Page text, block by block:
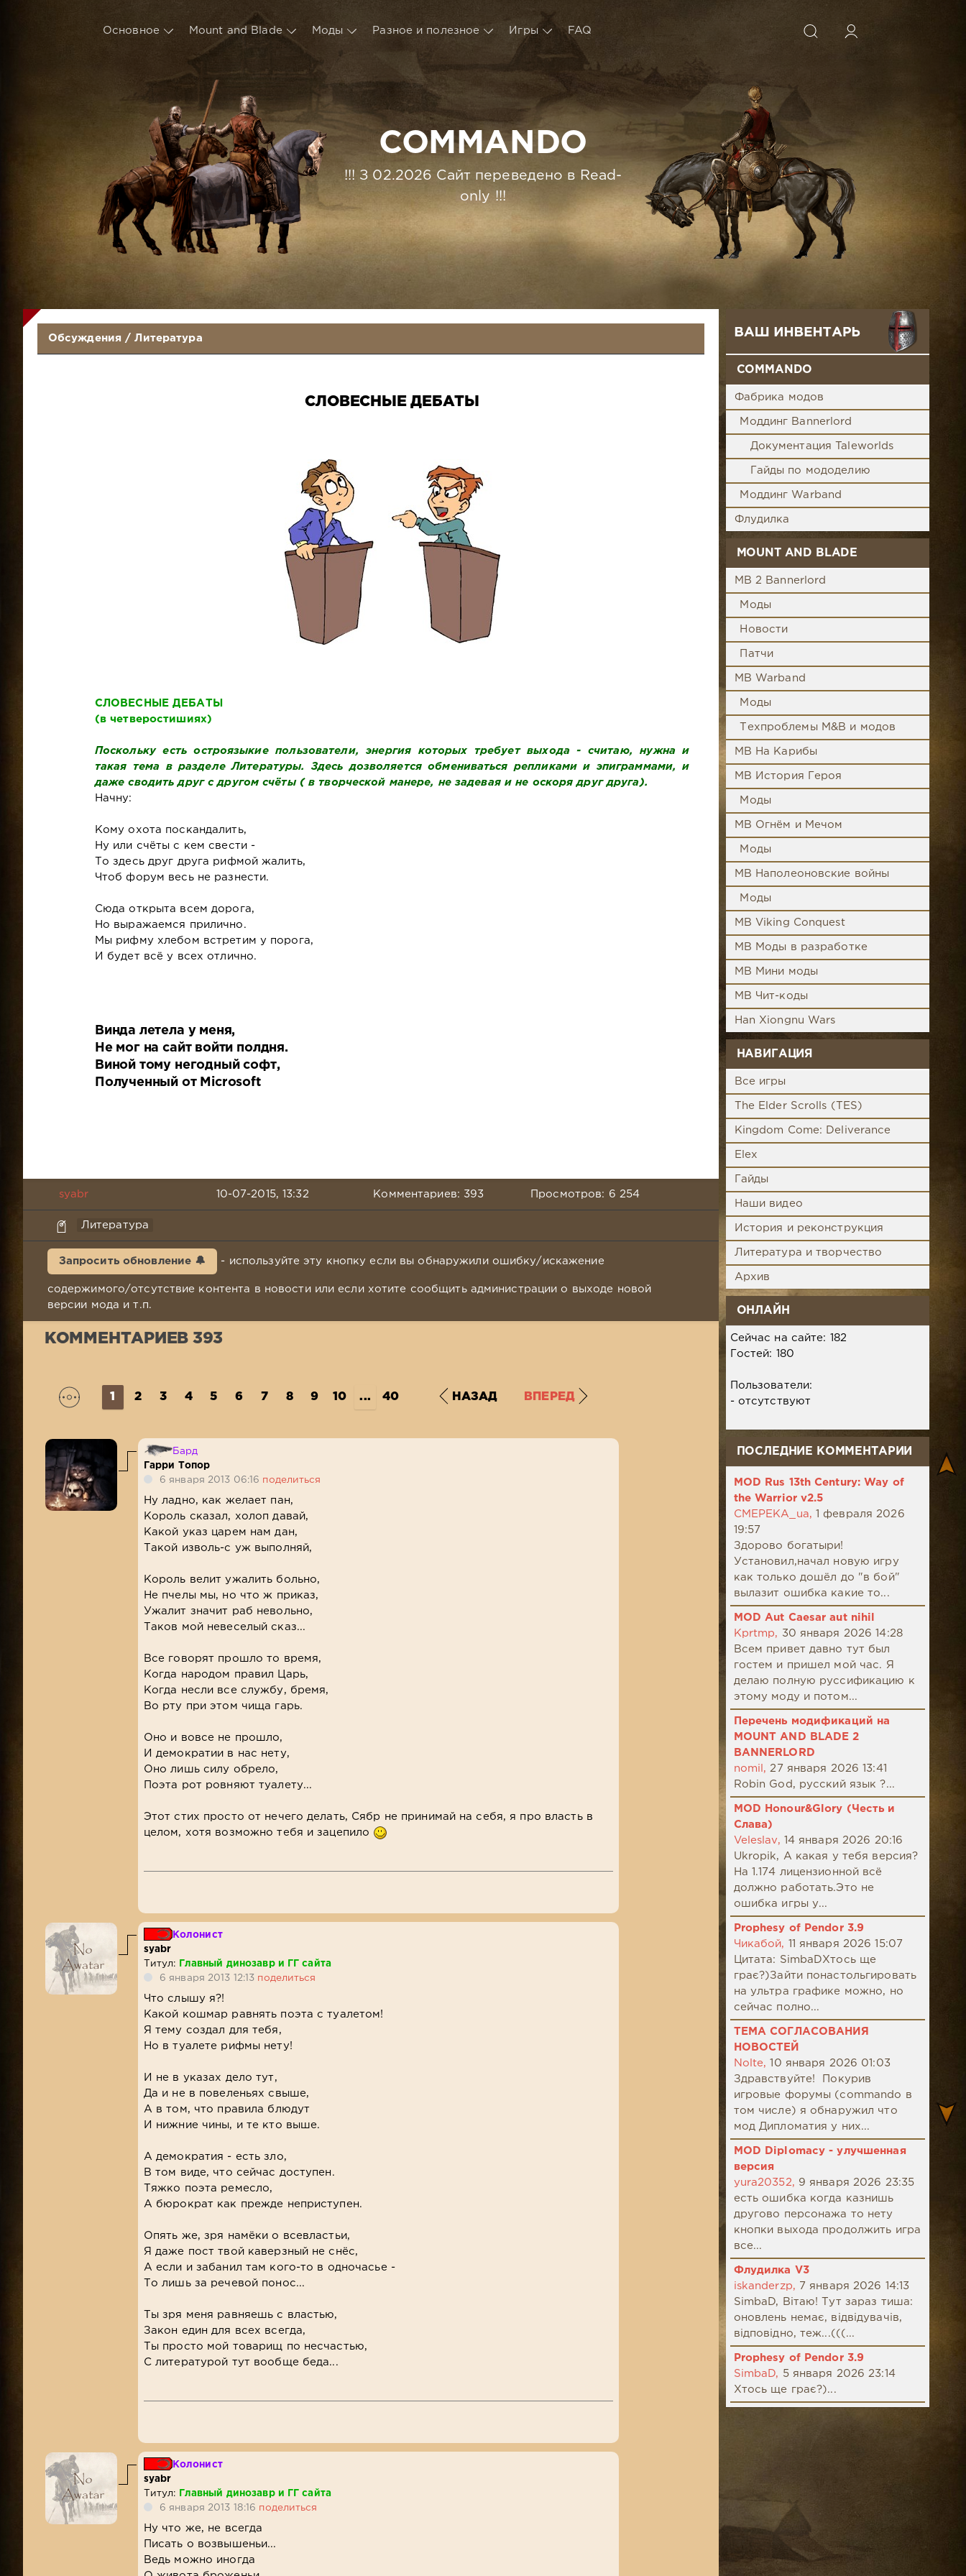
Основное Mount and Blade Моды Разное и полезное Игры FAQ
COMMANDO
!!! З 02.2026 Сайт переведено в Read-
only !!!
Обсуждения /Литература
СЛОВЕСНЫЕ ДЕБАТЫ
СЛОВЕСНЫЕ ДЕБАТЫ
(в четверостишиях)
Поскольку есть остроязыкие пользователи, энергия которых требует выхода - считаю, нужна и
такая тема в разделе Литературы. Здесь дозволяется обмениваться репликами и эпиграммами, и
даже сводить друг с другом счёты ( в творческой манере, не задевая и не оскоря друг друга).
Начну:
Кому охота поскандалить,
Ну или счёты с кем свести -
То здесь друг друга рифмой жалить,
Чтоб форум весь не разнести.
Сюда открыта всем дорога,
Но выражаемся прилично.
Мы рифму хлебом встретим у порога,
И будет всё у всех отлично.
Винда летела у меня,
Не мог на сайт войти полдня.
Виной тому негодный софт,
Полученный от Microsoft
syabr 10-07-2015, 13:32 Комментариев: 393 Просмотров: 6 254
Литература
Запросить обновление 🔔 - используйте эту кнопку если вы обнаружили ошибку/искажение
содержимого/отсутствие контента в новости или если хотите сообщить администрации о выходе новой
версии мода и т.п.
КОММЕНТАРИЕВ 393
1 2 3 4 5 6 7 8 9 10 ... 40 НАЗАД ВПЕРЕД
Бард
Гарри Топор
6 января 2013 06:16 поделиться
Ну ладно, как желает пан,
Король сказал, холоп давай,
Какой указ царем нам дан,
Такой изволь-с уж выполняй,
Король велит ужалить больно,
Не пчелы мы, но что ж приказ,
Ужалит значит раб невольно,
Таков мой невеселый сказ...
Все говорят прошло то время,
Когда народом правил Царь,
Когда несли все службу, бремя,
Во рту при этом чища гарь.
Оно и вовсе не прошло,
И демократии в нас нету,
Оно лишь силу обрело,
Поэта рот ровняют туалету...
Этот стих просто от нечего делать, Сябр не принимай на себя, я про власть в
целом, хотя возможно тебя и зацепило
Колонист
syabr
Титул:
Главный динозавр и ГГ сайта
6 января 2013 12:13 поделиться
Что слышу я?!
Какой кошмар равнять поэта с туалетом!
Я тему создал для тебя,
Но в туалете рифмы нету!
И не в указах дело тут,
Да и не в повеленьях свыше,
А в том, что правила блюдут
И нижние чины, и те кто выше.
А демократия - есть зло,
В том виде, что сейчас доступен.
Тяжко поэта ремесло,
А бюрократ как прежде неприступен.
Опять же, зря намёки о всевластьи,
Я даже пост твой каверзный не снёс,
А если и забанил там кого-то в одночасье -
То лишь за речевой понос...
Ты зря меня равняешь с властью,
Закон един для всех всегда,
Ты просто мой товарищ по несчастью,
С литературой тут вообще беда...
Колонист
syabr
Титул:
Главный динозавр и ГГ сайта
6 января 2013 18:16 поделиться
Ну что же, не всегда
Писать о возвышеньи...
Ведь можно иногда
COMMANDO
Фабрика модов
Моддинг Bannerlord
Документация Taleworlds
Гайды по мододелию
Моддинг Warband
Флудилка
MOUNT AND BLADE
MB 2 Bannerlord
Моды
Новости
Патчи
MB Warband
Моды
Техпроблемы M&B и модов
MB На Карибы
MB История Героя
Моды
MB Огнём и Мечом
Моды
MB Наполеоновские войны
Моды
MB Viking Conquest
MB Моды в разработке
MB Мини моды
MB Чит-коды
Han Xiongnu Wars
НАВИГАЦИЯ
Все игры
The Elder Scrolls (TES)
Kingdom Come: Deliverance
Elex
Гайды
Наши видео
История и реконструкция
Литература и творчество
Архив
ОНЛАЙН
Сейчас на сайте: 182
Гостей: 180
Пользователи:
- отсутствуют
ПОСЛЕДНИЕ КОММЕНТАРИИ
MOD Rus 13th Century: Way of
the Warrior v2.5
CMEPEKA_ua,
1 февраля 2026
19:57
Здорово богатыри!
Установил,начал новую игру
как только дошёл до "в бой"
вылазит ошибка какие то...
MOD Aut Caesar aut nihil
Kprtmp,
30 января 2026 14:28
Всем привет давно тут был
гостем и пришел мой час. Я
делаю полную руссификацию к
этому моду и потом...
Перечень модификаций на
MOUNT AND BLADE 2
BANNERLORD
nomil, 27 января 2026 13:41
Robin God, русский язык ?...
MOD Honour&Glory (Честь и
Слава)
Veleslav,
14 января 2026 20:16
Ukropik, А какая у тебя версия?
На 1.174 лицензионной всё
должно работать.Это не
ошибка игры у...
Prophesy of Pendor 3.9
Чикабой,
11 января 2026 15:07
Цитата: SimbaDХтось ще
грає?)Зайти понастольгировать
на ультра графике можно, но
сейчас полно...
ТЕМА СОГЛАСОВАНИЯ
НОВОСТЕЙ
Nolte,
10 января 2026 01:03
Здравствуйте! Покурив
игровые форумы (commando в
том числе) я обнаружил что
мод Дипломатия у них...
MOD Diplomacy - улучшенная
версия
yura20352, 9 января 2026 23:35
есть ошибка когда казнишь
другово персонажа то нету
кнопки выхода продолжить игра
все...
Флудилка V3
iskanderzp,
7 января 2026 14:13
SimbaD, Вітаю! Тут зараз тиша:
оновлень немає, відвідувачів,
відповідно, теж...(((...
Prophesy of Pendor 3.9
SimbaD,
5 января 2026 23:14
Хтось ще грає?)...